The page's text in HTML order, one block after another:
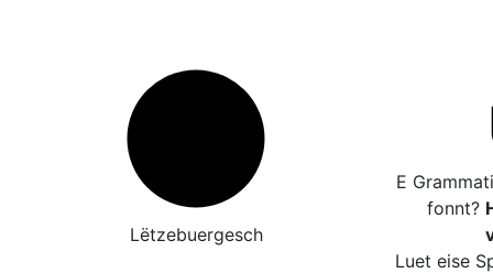
Lëtzebuergesch
E
fonnt?
Luet eise